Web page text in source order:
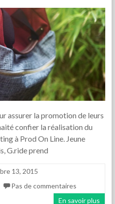
assurer la promotion de leurs
confier la réalisation du
à Prod On Line. Jeune
G.ride prend
13, 2015
Pas de commentaires
En savoir plus